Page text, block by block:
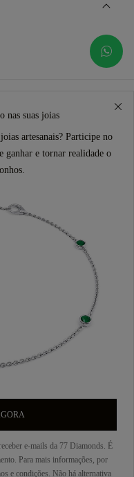
nas suas joias
artesanais? Participe no
ganhar e tornar realidade o
e-mails da 77 Diamonds. É
Para mais informações, por
e condições. Não há alternativa